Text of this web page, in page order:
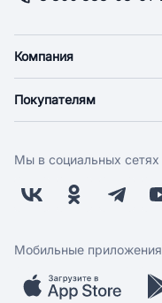
Компания
Новости
Поставщикам
Заводчикам
Обратная связь
Покупателям
Оплата
Бонусная программа
Скидки и акции
Мобильное приложение
Мы в социальных сетях
Мобильные приложения